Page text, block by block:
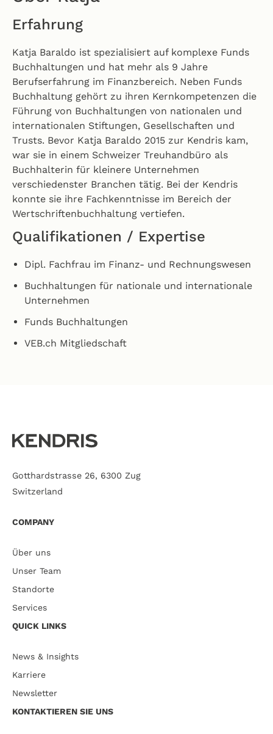
Erfahrung
Katja Baraldo ist spezialisiert auf komplexe Funds
Buchhaltungen und hat mehr als 9 Jahre
Berufserfahrung im Finanzbereich. Neben Funds
Buchhaltung gehört zu ihren Kernkompetenzen die
Führung von Buchhaltungen von nationalen und
internationalen Stiftungen, Gesellschaften und
Trusts. Bevor Katja Baraldo 2015 zur Kendris kam,
war sie in einem Schweizer Treuhandbüro als
Buchhalterin für kleinere Unternehmen
verschiedenster Branchen tätig. Bei der Kendris
konnte sie ihre Fachkenntnisse im Bereich der
Wertschriftenbuchhaltung vertiefen.
Qualifikationen / Expertise
Dipl. Fachfrau im Finanz- und Rechnungswesen
Buchhaltungen für nationale und internationale
Unternehmen
Funds Buchhaltungen
VEB.ch Mitgliedschaft
Gotthardstrasse 26, 6300 Zug
Switzerland
COMPANY
Über uns
Unser Team
Standorte
Services
QUICK LINKS
News & Insights
Karriere
Newsletter
KONTAKTIEREN SIE UNS